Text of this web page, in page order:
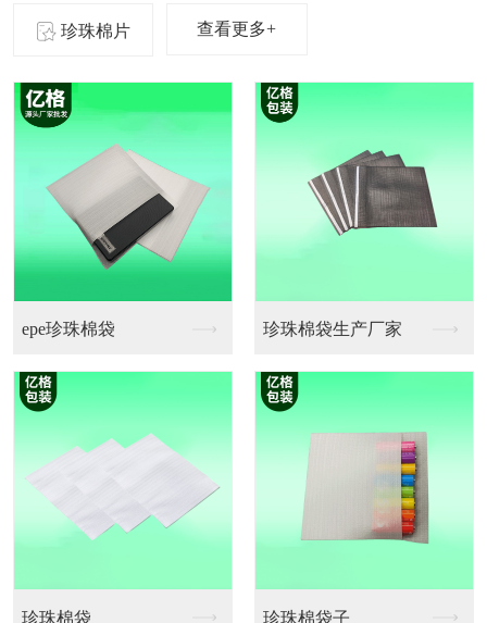
珍珠棉片 查看更多+
珍珠棉袋生产厂家
珍珠棉袋子
珍珠棉卷料厂
pe珍珠棉卷料